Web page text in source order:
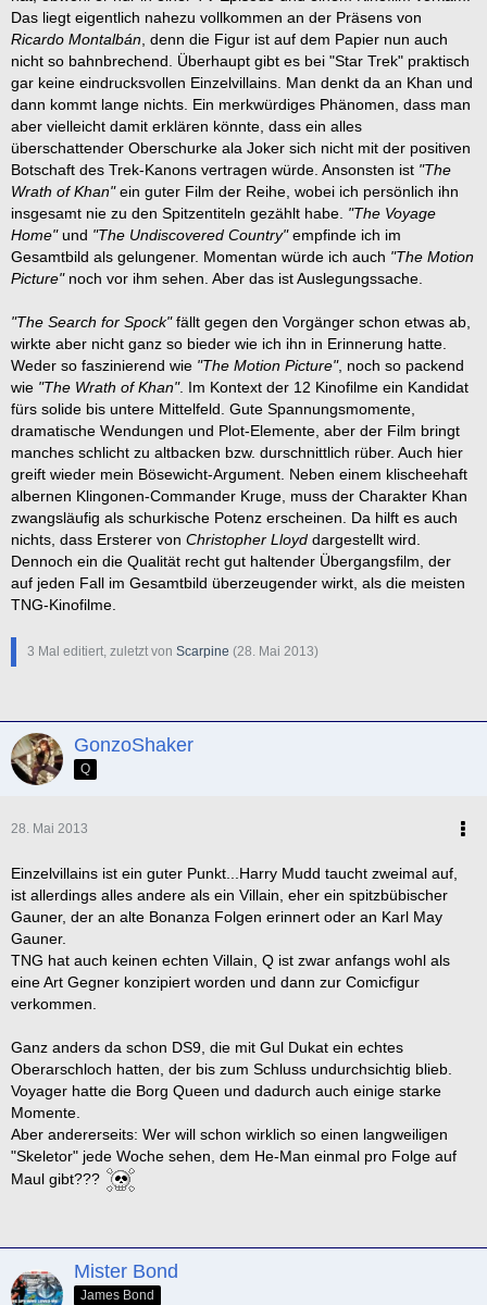
Das liegt eigentlich nahezu vollkommen an der Präsens von
Ricardo Montalbán , denn die Figur ist auf dem Papier nun auch
nicht so bahnbrechend. Überhaupt gibt es bei "Star Trek" praktisch
gar keine eindrucksvollen Einzelvillains. Man denkt da an Khan und
dann kommt lange nichts. Ein merkwürdiges Phänomen, dass man
aber vielleicht damit erklären könnte, dass ein alles
überschattender Oberschurke ala Joker sich nicht mit der positiven
Botschaft des Trek-Kanons vertragen würde. Ansonsten ist "The
Wrath of Khan"ein guter Film der Reihe, wobei ich persönlich ihn
insgesamt nie zu den Spitzentiteln gezählt habe. "The Voyage
Home"und "The Undiscovered Country"empfinde ich im
Gesamtbild als gelungener. Momentan würde ich auch "The Motion
Picture"noch vor ihm sehen. Aber das ist Auslegungssache.
"The Search for Spock"fällt gegen den Vorgänger schon etwas ab,
wirkte aber nicht ganz so bieder wie ich ihn in Erinnerung hatte.
Weder so faszinierend wie "The Motion Picture", noch so packend
wie "The Wrath of Khan". Im Kontext der 12 Kinofilme ein Kandidat
fürs solide bis untere Mittelfeld. Gute Spannungsmomente,
dramatische Wendungen und Plot-Elemente, aber der Film bringt
manches schlicht zu altbacken bzw. durschnittlich rüber. Auch hier
greift wieder mein Bösewicht-Argument. Neben einem klischeehaft
albernen Klingonen-Commander Kruge, muss der Charakter Khan
zwangsläufig als schurkische Potenz erscheinen. Da hilft es auch
nichts, dass Ersterer von Christopher Lloyd dargestellt wird.
Dennoch ein die Qualität recht gut haltender Übergangsfilm, der
auf jeden Fall im Gesamtbild überzeugender wirkt, als die meisten
TNG-Kinofilme.
3 Mal editiert, zuletzt von Scarpine (28. Mai 2013)
GonzoShaker
Q
28. Mai 2013
Einzelvillains ist ein guter Punkt...Harry Mudd taucht zweimal auf,
ist allerdings alles andere als ein Villain, eher ein spitzbübischer
Gauner, der an alte Bonanza Folgen erinnert oder an Karl May
Gauner.
TNG hat auch keinen echten Villain, Q ist zwar anfangs wohl als
eine Art Gegner konzipiert worden und dann zur Comicfigur
verkommen.
Ganz anders da schon DS9, die mit Gul Dukat ein echtes
Oberarschloch hatten, der bis zum Schluss undurchsichtig blieb.
Voyager hatte die Borg Queen und dadurch auch einige starke
Momente.
Aber andererseits: Wer will schon wirklich so einen langweiligen
"Skeletor" jede Woche sehen, dem He-Man einmal pro Folge auf
Maul gibt???
Mister Bond
James Bond